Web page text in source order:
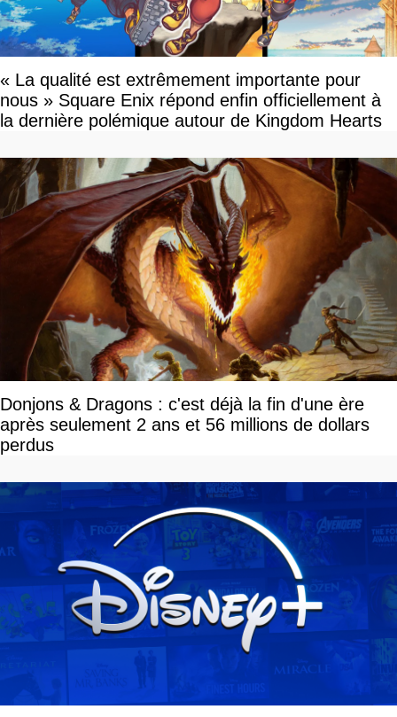
« La qualité est extrêmement importante pour
nous » Square Enix répond enfin officiellement à
la dernière polémique autour de Kingdom Hearts
Donjons & Dragons : c'est déjà la fin d'une ère
après seulement 2 ans et 56 millions de dollars
perdus